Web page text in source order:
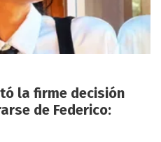
la firme decisión
de Federico: